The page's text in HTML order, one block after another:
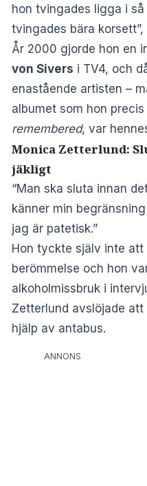
hon tvingades ligga i
tvingades bära korsett”,
År 2000 gjorde hon en
von Sivers i TV4, och
enastående artisten –
albumet som hon
remembered, var
Monica Zetterlund:
jäkligt
“Man ska sluta innan
känner min
jag är patetisk.”
Hon tyckte själv inte att
berömmelse och hon
alkoholmissbruk i
Zetterlund avslöjade
hjälp av antabus.
ANNONS